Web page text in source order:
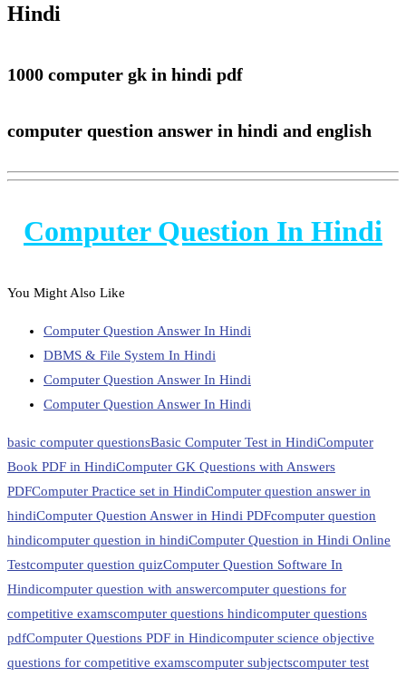
Hindi
1000 computer gk in hindi pdf
computer question answer in hindi and english
Computer Question In Hindi
You Might Also Like
Computer Question Answer In Hindi
DBMS & File System In Hindi
Computer Question Answer In Hindi
Computer Question Answer In Hindi
basic computer questionsBasic Computer Test in HindiComputer
Book PDF in HindiComputer GK Questions with Answers
PDFComputer Practice set in HindiComputer question answer in
hindiComputer Question Answer in Hindi PDFcomputer question
hindicomputer question in hindiComputer Question in Hindi Online
Testcomputer question quizComputer Question Software In
Hindicomputer question with answercomputer questions for
competitive examscomputer questions hindicomputer questions
pdfComputer Questions PDF in Hindicomputer science objective
questions for competitive examscomputer subjectscomputer test